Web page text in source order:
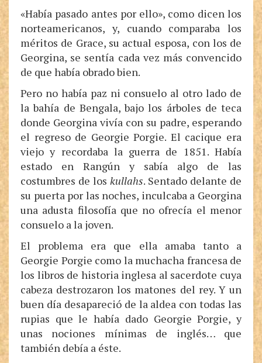
«Había pasado antes por ello», como dicen los
norteamericanos, y, cuando comparaba los
méritos de Grace, su actual esposa, con los de
Georgina, se sentía cada vez más convencido
de que había obrado bien.
Pero no había paz ni consuelo al otro lado de
la bahía de Bengala, bajo los árboles de teca
donde Georgina vivía con su padre, esperando
el regreso de Georgie Porgie. El cacique era
viejo y recordaba la guerra de 1851. Había
estado en Rangún y sabía algo de las
costumbres de los kullahs. Sentado delante de
su puerta por las noches, inculcaba a Georgina
una adusta filosofía que no ofrecía el menor
consuelo a la joven.
El problema era que ella amaba tanto a
Georgie Porgie como la muchacha francesa de
los libros de historia inglesa al sacerdote cuya
cabeza destrozaron los matones del rey. Y un
buen día desapareció de la aldea con todas las
rupias que le había dado Georgie Porgie, y
unas nociones mínimas de inglés… que
también debía a éste.